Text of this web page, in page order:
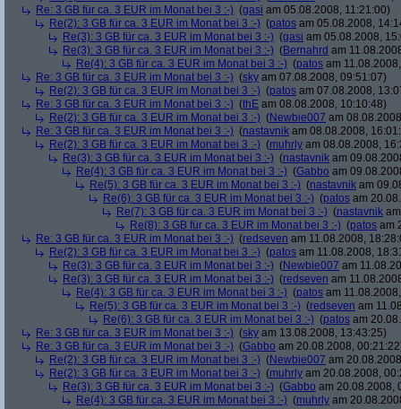
Re: 3 GB für ca. 3 EUR im Monat bei 3 :-) (gasi am 05.08.2008, 11:21:00)
Re(2): 3 GB für ca. 3 EUR im Monat bei 3 :-) (patos am 05.08.2008,
Re(3): 3 GB für ca. 3 EUR im Monat bei 3 :-) (gasi am 05.08.2008,
Re(3): 3 GB für ca. 3 EUR im Monat bei 3 :-) (Bernahrd am
Re(4): 3 GB für ca. 3 EUR im Monat bei 3 :-) (patos am
Re: 3 GB für ca. 3 EUR im Monat bei 3 :-) (sky am 07.08.2008, 09:51:07)
Re(2): 3 GB für ca. 3 EUR im Monat bei 3 :-) (patos am 07.08.2008,
Re: 3 GB für ca. 3 EUR im Monat bei 3 :-) (thE am 08.08.2008, 10:10:48)
Re(2): 3 GB für ca. 3 EUR im Monat bei 3 :-) (Newbie007 am
Re: 3 GB für ca. 3 EUR im Monat bei 3 :-) (nastavnik am 08.08.2008,
Re(2): 3 GB für ca. 3 EUR im Monat bei 3 :-) (muhrly am 08.08.2008,
Re(3): 3 GB für ca. 3 EUR im Monat bei 3 :-) (nastavnik am
Re(4): 3 GB für ca. 3 EUR im Monat bei 3 :-) (Gabbo am
Re(5): 3 GB für ca. 3 EUR im Monat bei 3 :-) (nastavnik am
Re(6): 3 GB für ca. 3 EUR im Monat bei 3 :-) (patos am
Re(7): 3 GB für ca. 3 EUR im Monat bei 3 :-) (nastavnik
Re(8): 3 GB für ca. 3 EUR im Monat bei 3 :-) (patos am
Re: 3 GB für ca. 3 EUR im Monat bei 3 :-) (redseven am 11.08.2008,
Re(2): 3 GB für ca. 3 EUR im Monat bei 3 :-) (patos am 11.08.2008,
Re(3): 3 GB für ca. 3 EUR im Monat bei 3 :-) (Newbie007 am
Re(3): 3 GB für ca. 3 EUR im Monat bei 3 :-) (redseven am
Re(4): 3 GB für ca. 3 EUR im Monat bei 3 :-) (patos am
Re(5): 3 GB für ca. 3 EUR im Monat bei 3 :-) (redseven am
Re(6): 3 GB für ca. 3 EUR im Monat bei 3 :-) (patos am
Re: 3 GB für ca. 3 EUR im Monat bei 3 :-) (sky am 13.08.2008, 13:43:25)
Re: 3 GB für ca. 3 EUR im Monat bei 3 :-) (Gabbo am 20.08.2008,
Re(2): 3 GB für ca. 3 EUR im Monat bei 3 :-) (Newbie007 am
Re(2): 3 GB für ca. 3 EUR im Monat bei 3 :-) (muhrly am 20.08.2008,
Re(3): 3 GB für ca. 3 EUR im Monat bei 3 :-) (Gabbo am 20.08.2008,
Re(4): 3 GB für ca. 3 EUR im Monat bei 3 :-) (muhrly am